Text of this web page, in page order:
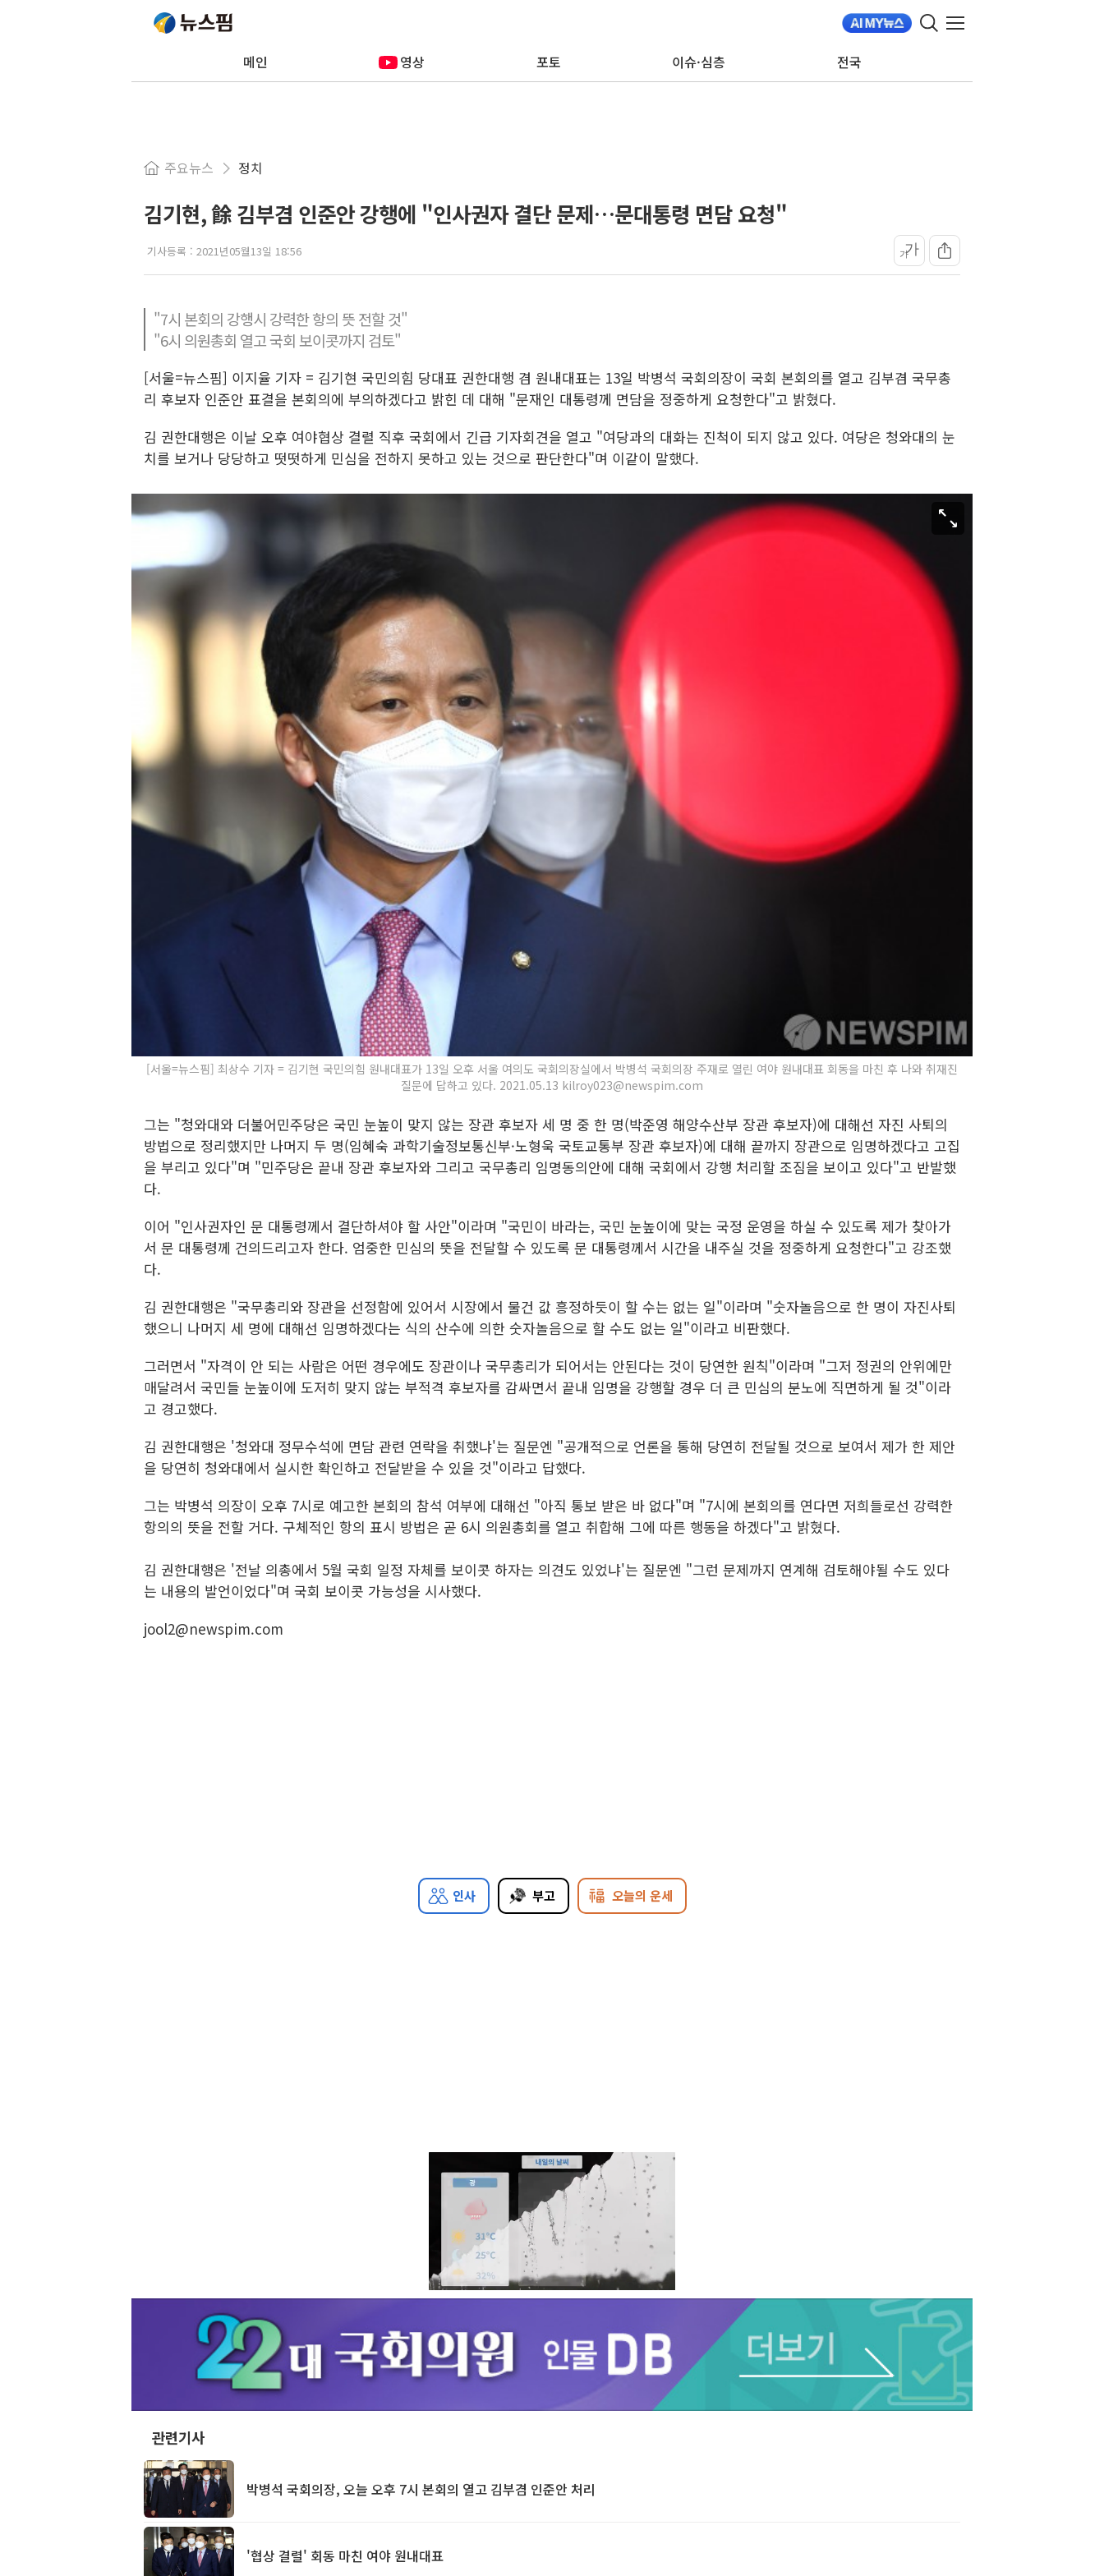
메인 영상 포토 이슈·심층 전국
주요뉴스 정치
김기현, 餘 김부겸 인준안 강행에 "인사권자 결단 문제…문대통령 면담 요청"
기사등록 : 2021년05월13일 18:56 가가
"7시 본회의 강행시 강력한 항의 뜻 전할 것"
"6시 의원총회 열고 국회 보이콧까지 검토"
[서울=뉴스핌] 이지율 기자 = 김기현 국민의힘 당대표 권한대행 겸 원내대표는 13일 박병석 국회의장이 국회 본회의를 열고 김부겸 국무총
리 후보자 인준안 표결을 본회의에 부의하겠다고 밝힌 데 대해 "문재인 대통령께 면담을 정중하게 요청한다"고 밝혔다.
김 권한대행은 이날 오후 여야협상 결렬 직후 국회에서 긴급 기자회견을 열고 "여당과의 대화는 진척이 되지 않고 있다. 여당은 청와대의 눈
치를 보거나 당당하고 떳떳하게 민심을 전하지 못하고 있는 것으로 판단한다"며 이같이 말했다.
[서울=뉴스핌] 최상수 기자 = 김기현 국민의힘 원내대표가 13일 오후 서울 여의도 국회의장실에서 박병석 국회의장 주재로 열린 여야 원내대표 회동을 마친 후 나와 취재진
질문에 답하고 있다. 2021.05.13 kilroy023@newspim.com
그는 "청와대와 더불어민주당은 국민 눈높이 맞지 않는 장관 후보자 세 명 중 한 명(박준영 해양수산부 장관 후보자)에 대해선 자진 사퇴의
방법으로 정리했지만 나머지 두 명(임혜숙 과학기술정보통신부·노형욱 국토교통부 장관 후보자)에 대해 끝까지 장관으로 임명하겠다고 고집
을 부리고 있다"며 "민주당은 끝내 장관 후보자와 그리고 국무총리 임명동의안에 대해 국회에서 강행 처리할 조짐을 보이고 있다"고 반발했
다.
이어 "인사권자인 문 대통령께서 결단하셔야 할 사안"이라며 "국민이 바라는, 국민 눈높이에 맞는 국정 운영을 하실 수 있도록 제가 찾아가
서 문 대통령께 건의드리고자 한다. 엄중한 민심의 뜻을 전달할 수 있도록 문 대통령께서 시간을 내주실 것을 정중하게 요청한다"고 강조했
다.
김 권한대행은 "국무총리와 장관을 선정함에 있어서 시장에서 물건 값 흥정하듯이 할 수는 없는 일"이라며 "숫자놀음으로 한 명이 자진사퇴
했으니 나머지 세 명에 대해선 임명하겠다는 식의 산수에 의한 숫자놀음으로 할 수도 없는 일"이라고 비판했다.
그러면서 "자격이 안 되는 사람은 어떤 경우에도 장관이나 국무총리가 되어서는 안된다는 것이 당연한 원칙"이라며 "그저 정권의 안위에만
매달려서 국민들 눈높이에 도저히 맞지 않는 부적격 후보자를 감싸면서 끝내 임명을 강행할 경우 더 큰 민심의 분노에 직면하게 될 것"이라
고 경고했다.
김 권한대행은 '청와대 정무수석에 면담 관련 연락을 취했냐'는 질문엔 "공개적으로 언론을 통해 당연히 전달될 것으로 보여서 제가 한 제안
을 당연히 청와대에서 실시한 확인하고 전달받을 수 있을 것"이라고 답했다.
그는 박병석 의장이 오후 7시로 예고한 본회의 참석 여부에 대해선 "아직 통보 받은 바 없다"며 "7시에 본회의를 연다면 저희들로선 강력한
항의의 뜻을 전할 거다. 구체적인 항의 표시 방법은 곧 6시 의원총회를 열고 취합해 그에 따른 행동을 하겠다"고 밝혔다.
김 권한대행은 '전날 의총에서 5월 국회 일정 자체를 보이콧 하자는 의견도 있었냐'는 질문엔 "그런 문제까지 연계해 검토해야될 수도 있다
는 내용의 발언이었다"며 국회 보이콧 가능성을 시사했다.
jool2@newspim.com
인사 부고 오늘의 운세
Unmute
관련기사
박병석 국회의장, 오늘 오후 7시 본회의 열고 김부겸 인준안 처리
'협상 결렬' 회동 마친 여야 원내대표